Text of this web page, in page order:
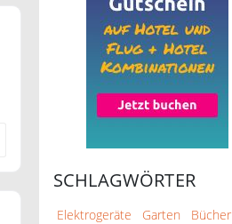
SCHLAGWÖRTER
Elektrogeräte Garten
Bücher